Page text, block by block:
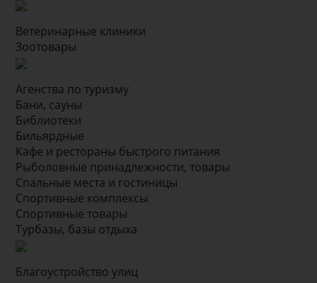
Ветеринарные клиники
Зоотовары
Агенства по туризму
Бани, сауны
Библиотеки
Бильярдные
Кафе и рестораны быстрого питания
Рыболовные принадлежности, товары
Спальные места и гостиницы
Спортивные комплексы
Спортивные товары
Турбазы, базы отдыха
Благоустройство улиц